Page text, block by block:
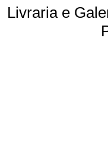
Livraria e